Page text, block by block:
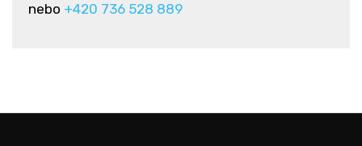
nebo +420 736 528 889